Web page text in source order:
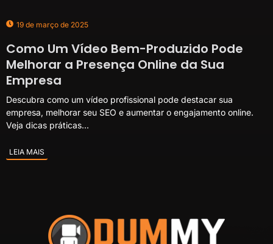
19 de março de 2025
Como Um Vídeo Bem-Produzido Pode
Melhorar a Presença Online da Sua
Empresa
Descubra como um vídeo profissional pode destacar sua
empresa, melhorar seu SEO e aumentar o engajamento online.
Veja dicas práticas...
LEIA MAIS